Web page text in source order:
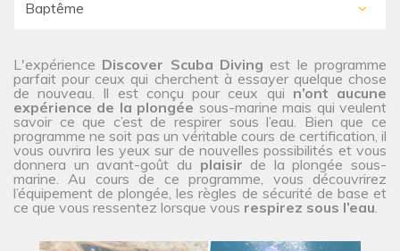
L'expérience Discover Scuba Diving est le programme
parfait pour ceux qui cherchent à essayer quelque chose
de nouveau. Il est conçu pour ceux qui n’ont aucune
expérience de la plongée sous-marine mais qui veulent
savoir ce que c’est de respirer sous l’eau. Bien que ce
programme ne soit pas un véritable cours de certification, il
vous ouvrira les yeux sur de nouvelles possibilités et vous
donnera un avant-goût du plaisir de la plongée sous-
marine. Au cours de ce programme, vous découvrirez
l’équipement de plongée, les règles de sécurité de base et
ce que vous ressentez lorsque vous respirez sous l’eau.